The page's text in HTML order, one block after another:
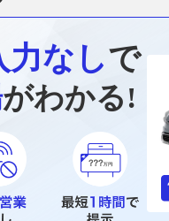
力なしで
がわかる!